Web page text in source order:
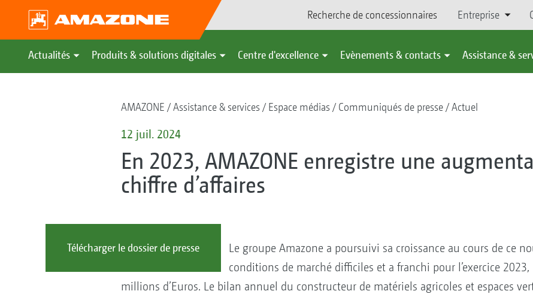
Recherche de concessionnaires Entreprise
Actualités Produits & solutions digitales Centre d'excellence Evènements & contacts Assistance &
AMAZONE Assistance & services Espace médias Communiqués de presse Actuel
12 juil. 2024
En 2023, AMAZONE enregistre une
chiffre d’affaires
Télécharger le dossier de presse
Le groupe Amazone a poursuivi sa croissance au cours de ce
conditions de marché difficiles et a franchi pour l’exercice 2023,
millions d’Euros. Le bilan annuel du constructeur de matériels agricoles et espaces